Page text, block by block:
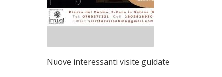
Nuove interessanti visite guidate